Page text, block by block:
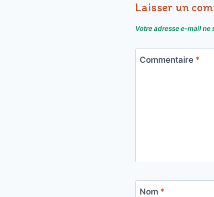
Laisser un
Votre adresse e-mail ne
Commentaire *
Nom *